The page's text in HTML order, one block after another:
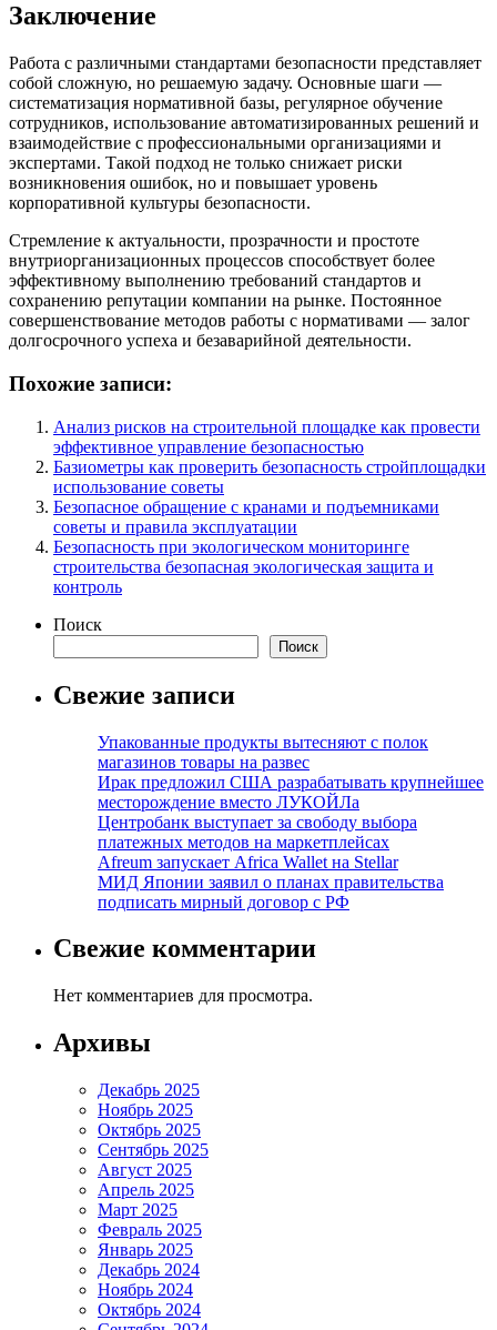
Заключение
Работа с различными стандартами безопасности представляет
собой сложную, но решаемую задачу. Основные шаги —
систематизация нормативной базы, регулярное обучение
сотрудников, использование автоматизированных решений и
взаимодействие с профессиональными организациями и
экспертами. Такой подход не только снижает риски
возникновения ошибок, но и повышает уровень
корпоративной культуры безопасности.
Стремление к актуальности, прозрачности и простоте
внутриорганизационных процессов способствует более
эффективному выполнению требований стандартов и
сохранению репутации компании на рынке. Постоянное
совершенствование методов работы с нормативами — залог
долгосрочного успеха и безаварийной деятельности.
Похожие записи:
Анализ рисков на строительной площадке как провести
эффективное управление безопасностью
Базиометры как проверить безопасность стройплощадки
использование советы
Безопасное обращение с кранами и подъемниками
советы и правила эксплуатации
Безопасность при экологическом мониторинге
строительства безопасная экологическая защита и
контроль
Поиск
Поиск
Свежие записи
Упакованные продукты вытесняют с полок
магазинов товары на развес
Ирак предложил США разрабатывать крупнейшее
месторождение вместо ЛУКОЙЛа
Центробанк выступает за свободу выбора
платежных методов на маркетплейсах
Afreum запускает Africa Wallet на Stellar
МИД Японии заявил о планах правительства
подписать мирный договор с РФ
Свежие комментарии
Нет комментариев для просмотра.
Архивы
Декабрь 2025
Ноябрь 2025
Октябрь 2025
Сентябрь 2025
Август 2025
Апрель 2025
Март 2025
Февраль 2025
Январь 2025
Декабрь 2024
Ноябрь 2024
Октябрь 2024